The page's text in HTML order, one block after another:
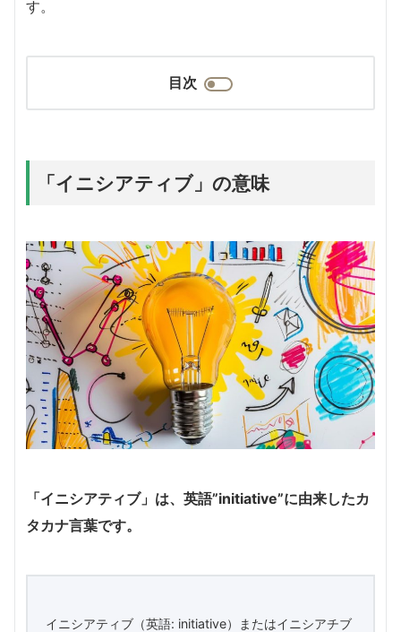
す。
目次
「イニシアティブ」の意味
「イニシアティブ」は、英語”initiative”に由来したカ
タカナ言葉です。
イニシアティブ（英語: initiative）またはイニシアチブ